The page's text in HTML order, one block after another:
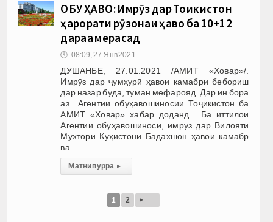
ОБУ ҲАВО: Имрӯз дар Тоҷикистон
ҳарорати рӯзонаи ҳаво ба 10+12
дараҷа мерасад
🕔 08:09, 27.Янв 2021
ДУШАНБЕ, 27.01.2021 /АМИТ «Ховар»/.
Имрӯз дар ҷумҳурӣ ҳавои камабри бебориш
дар назар буда, туман мефарояд. Дар ин бора
аз Агентии обуҳавошиносии Тоҷикистон ба
АМИТ «Ховар» хабар доданд. Ба иттилои
Агентии обуҳавошиносӣ, имрӯз дар Вилояти
Мухтори Кӯҳистони Бадахшон ҳавои камабр
ва
Матни пурра ▸
1 2 ▸